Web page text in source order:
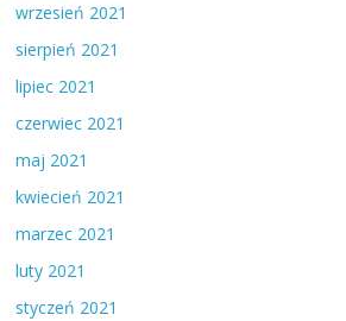
wrzesień 2021
sierpień 2021
lipiec 2021
czerwiec 2021
maj 2021
kwiecień 2021
marzec 2021
luty 2021
styczeń 2021